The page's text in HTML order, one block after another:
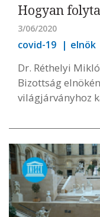
Hogyan
3/06/2020
covid-19 elnök
Dr. Réthelyi
Bizottság
világjárványhoz